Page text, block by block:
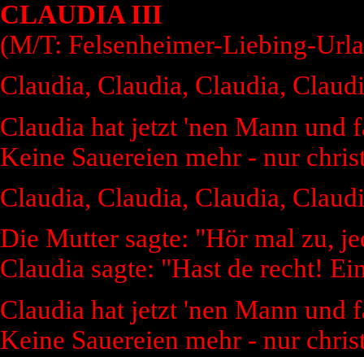
CLAUDIA III
(M/T: Felsenheimer-Liebing-
Claudia, Claudia, Claudia,
Claudia hat jetzt 'nen Mann und
Keine Sauereien mehr - nur
Claudia, Claudia, Claudia,
Die Mutter sagte: "Hör mal zu,
Claudia sagte: "Hast de recht!
Claudia hat jetzt 'nen Mann und
Keine Sauereien mehr - nur